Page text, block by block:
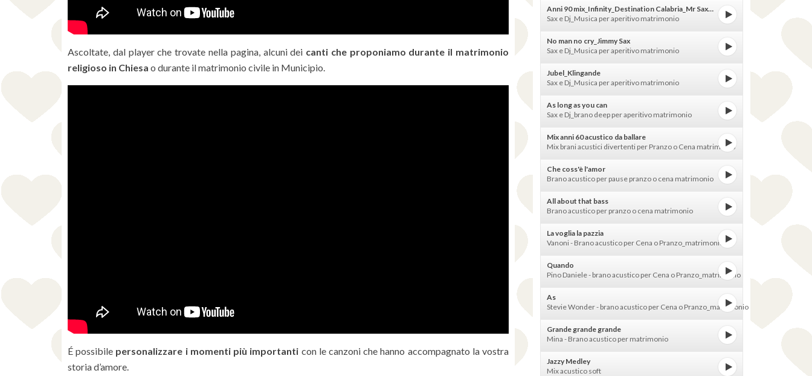
Ascoltate, dal player che trovate nella pagina, alcuni dei canti che proponiamo durante il matrimonio
religioso in Chiesa o durante il matrimonio civile in Municipio.
É possibile personalizzare i momenti più importanti con le canzoni che hanno accompagnato la vostra
storia d’amore.
Anni 90 mix_Infinity_Destination Calabria_Mr Saxobeat
Sax e Dj_Musica per aperitivo matrimonio
No man no cry_Jimmy Sax
Sax e Dj_Musica per aperitivo matrimonio
Jubel_Klingande
Sax e Dj_Musica per aperitivo matrimonio
As long as you can
Sax e Dj_brano deep per aperitivo matrimonio
Mix anni 60 acustico da ballare
Mix brani acustici divertenti per Pranzo o Cena matrimonio
Che coss'è l'amor
Brano acustico per pause pranzo o cena matrimonio
All about that bass
Brano acustico per pranzo o cena matrimonio
La voglia la pazzia
Vanoni - Brano acustico per Cena o Pranzo_matrimonio
Quando
Pino Daniele - brano acustico per Cena o Pranzo_matrimonio
As
Stevie Wonder - brano acustico per Cena o Pranzo_matrimonio
Grande grande grande
Mina - Brano acustico per matrimonio
Jazzy Medley
Mix acustico soft